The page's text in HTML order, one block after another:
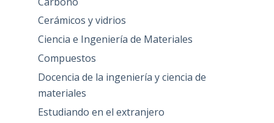
Cerámicos y vidrios
Ciencia e Ingeniería de Materiales
Compuestos
Docencia de la ingeniería y ciencia de
materiales
Estudiando en el extranjero